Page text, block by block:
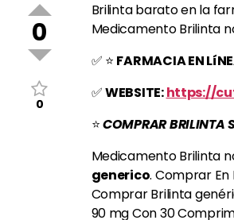
0
0
Brilinta barato en la
Medicamento Brilinta
✅ ⭐️ FARMACIA EN
✅WEBSITE:https://
⭐️COMPRAR BRILINTA
Medicamento Brilinta
generico. Comprar
Comprar Brilinta
90 mg Con 30